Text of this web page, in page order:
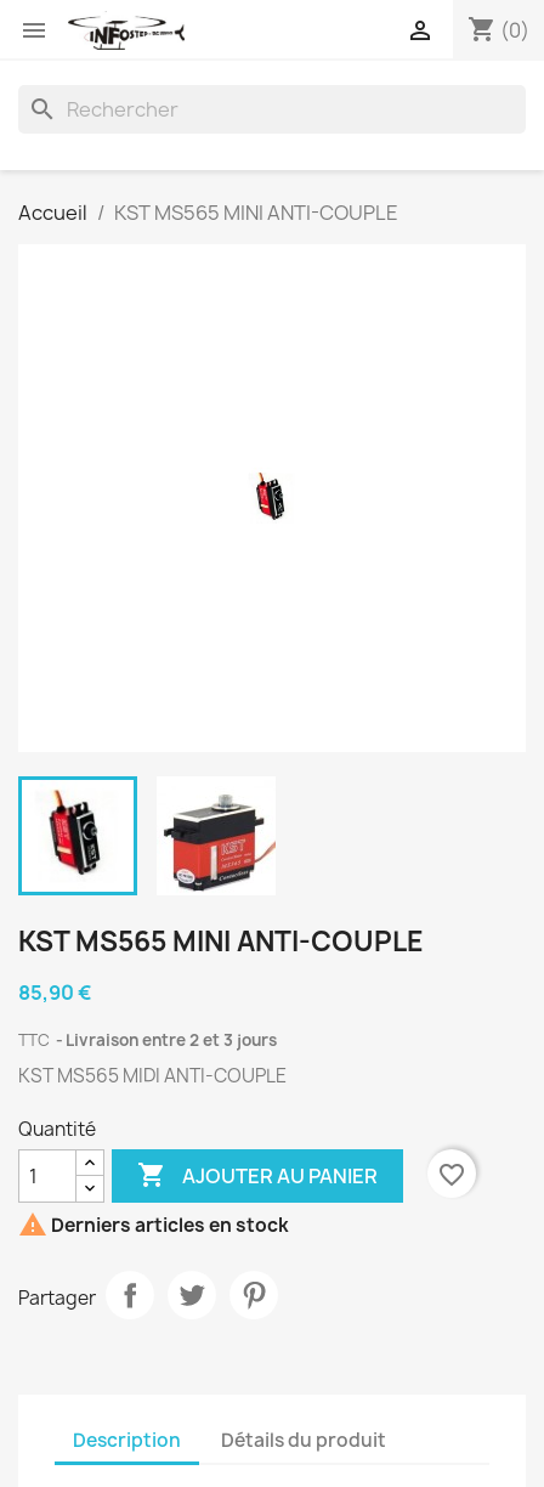
 shopping_cart (0)

search
Accueil KST MS565 MINI ANTI-COUPLE
KST MS565 MINI ANTI-COUPLE
85,90 €
TTC Livraison entre 2 et 3 jours
KST MS565 MIDI ANTI-COUPLE
Quantité
 AJOUTER AU PANIER
favorite_border
 Derniers articles en stock
Partager
Description Détails du produit